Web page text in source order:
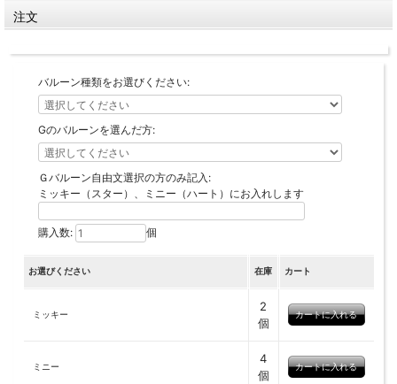
注文
バルーン種類をお選びください:
Gのバルーンを選んだ方:
Ｇバルーン自由文選択の方のみ記入:
ミッキー（スター）、ミニー（ハート）にお入れします
購入数: 個
お選びください 在庫 カート
ミッキー
2
個
ミニー
4
個